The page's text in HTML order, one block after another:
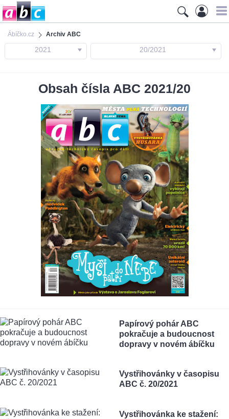
Ábíčko.cz Archiv ABC
2021 20/2021
Obsah čísla ABC 2021/20
Papírový pohár ABC
pokračuje a budoucnost
dopravy v novém ábíčku
Vystřihovánky v časopisu
ABC č. 20/2021
Vystřihovánka ke stažení: